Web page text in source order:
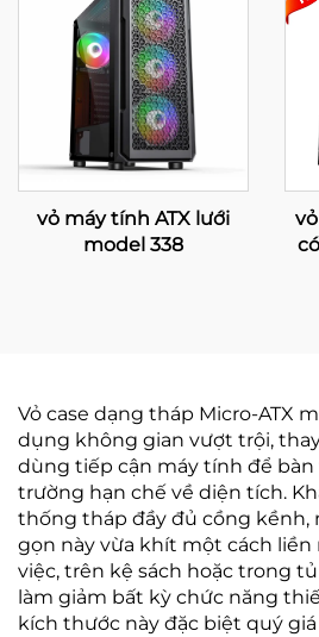
vỏ máy tính ATX lưới
model 338
Vỏ case dạng tháp Micro-ATX
dụng không gian vượt trội,
dùng tiếp cận máy tính để bàn
trường hạn chế về diện tích.
thống tháp đầy đủ cồng kềnh,
gọn này vừa khít một cách liền
việc, trên kệ sách hoặc trong
làm giảm bất kỳ chức năng
kích thước này đặc biệt quý